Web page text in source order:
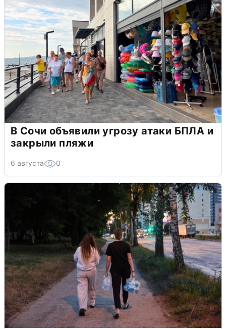
В Сочи объявили угрозу атаки БПЛА и
закрыли пляжи
6 августа 0